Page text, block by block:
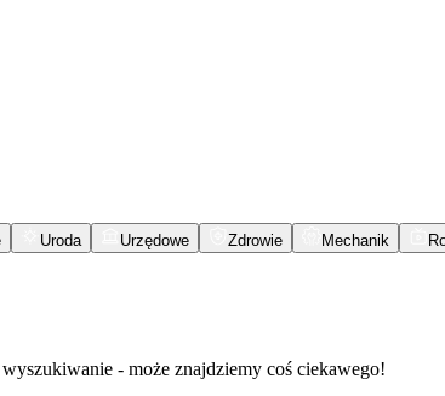
Uroda Urzędowe Zdrowie Mechanik
- może znajdziemy coś ciekawego!